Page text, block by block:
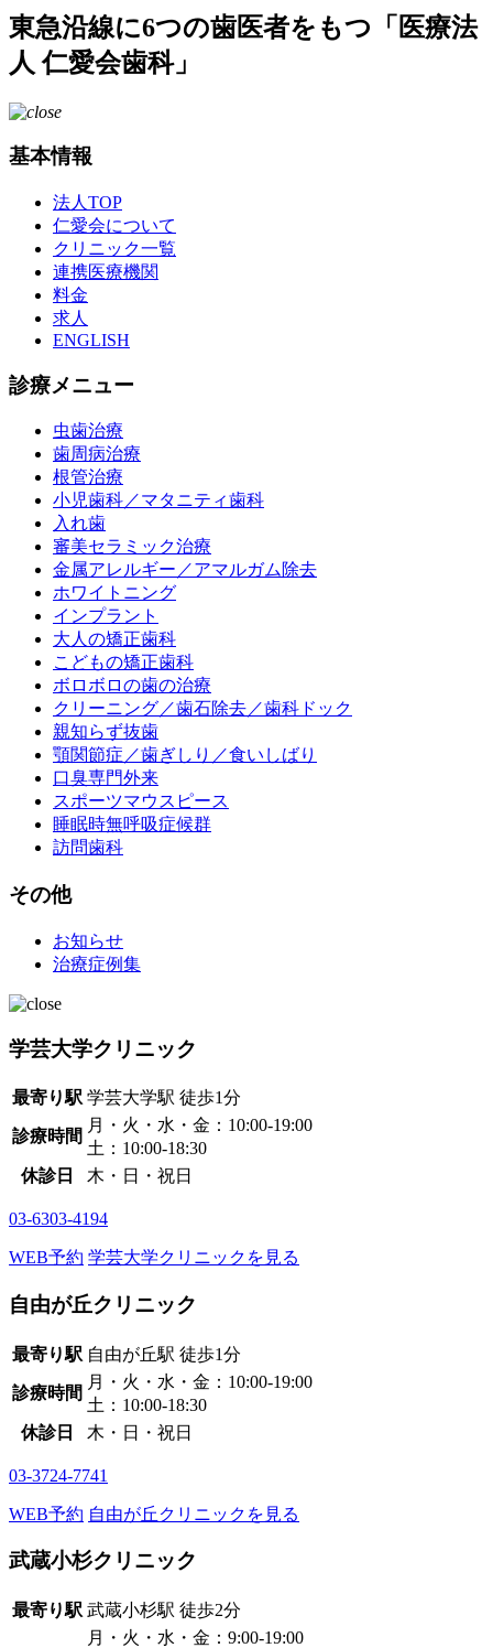
東急沿線に6つの歯医者をもつ「医療法
人 仁愛会歯科」
基本情報
法人TOP
仁愛会について
クリニック一覧
連携医療機関
料金
求人
ENGLISH
診療メニュー
虫歯治療
歯周病治療
根管治療
小児歯科／マタニティ歯科
入れ歯
審美セラミック治療
金属アレルギー／アマルガム除去
ホワイトニング
インプラント
大人の矯正歯科
こどもの矯正歯科
ボロボロの歯の治療
クリーニング／歯石除去／歯科ドック
親知らず抜歯
顎関節症／歯ぎしり／食いしばり
口臭専門外来
スポーツマウスピース
睡眠時無呼吸症候群
訪問歯科
その他
お知らせ
治療症例集
学芸大学クリニック
最寄り駅 学芸大学駅 徒歩1分
診療時間
月・火・水・金：10:00-19:00
土：10:00-18:30
休診日
木・日・祝日
03-6303-4194
WEB予約 学芸大学クリニックを見る
自由が丘クリニック
最寄り駅 自由が丘駅 徒歩1分
診療時間
月・火・水・金：10:00-19:00
土：10:00-18:30
休診日
木・日・祝日
03-3724-7741
WEB予約 自由が丘クリニックを見る
武蔵小杉クリニック
最寄り駅 武蔵小杉駅 徒歩2分
月・火・水・金：9:00-19:00